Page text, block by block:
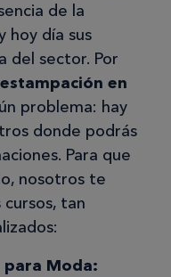
de la
hoy día sus
del sector. Por
en
problema: hay
donde podrás
Para que
nosotros te
tan
Moda: